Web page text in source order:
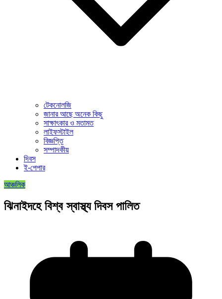
টেকনোলজি
জানার আছে অনেক কিছু
সাক্ষাৎকার ও মতামত
লাইফস্টাইল
বিজ্ঞপ্তি
সম্পাদকীয়
দিবস
ই-পেপার
আঞ্চলিক
ঝিনাইদহে বিশ্ব স্বাস্থ্য দিবস পালিত